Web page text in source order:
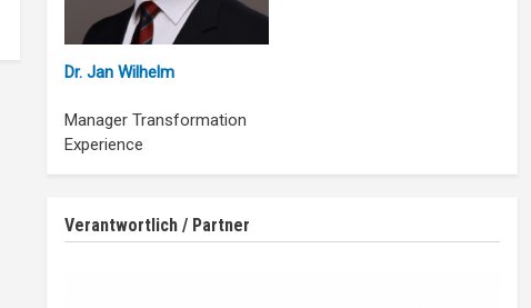
Dr. Jan Wilhelm
Manager Transformation
Experience
Verantwortlich / Partner